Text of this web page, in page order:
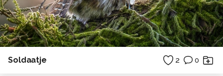
Soldaatje 2 0